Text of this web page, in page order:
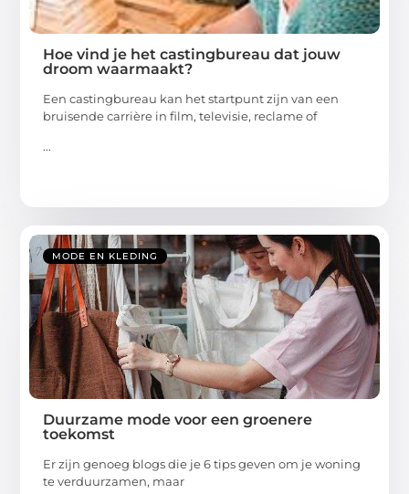
Hoe vind je het castingbureau dat jouw
droom waarmaakt?
Een castingbureau kan het startpunt zijn van een
bruisende carrière in film, televisie, reclame of
...
MODE EN KLEDING
Duurzame mode voor een groenere
toekomst
Er zijn genoeg blogs die je 6 tips geven om je woning
te verduurzamen, maar